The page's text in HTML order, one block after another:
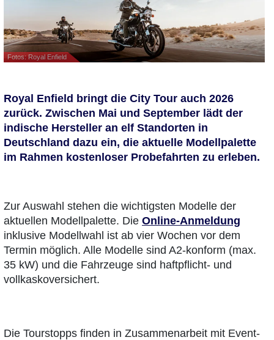
Fotos: Royal Enfield
Royal Enfield bringt die City Tour auch 2026
zurück. Zwischen Mai und September lädt der
indische Hersteller an elf Standorten in
Deutschland dazu ein, die aktuelle Modellpalette
im Rahmen kostenloser Probefahrten zu erleben.
Zur Auswahl stehen die wichtigsten Modelle der
aktuellen Modellpalette. Die Online-Anmeldung
inklusive Modellwahl ist ab vier Wochen vor dem
Termin möglich. Alle Modelle sind A2-konform (max.
35 kW) und die Fahrzeuge sind haftpflicht- und
vollkaskoversichert.
Die Tourstopps finden in Zusammenarbeit mit Event-